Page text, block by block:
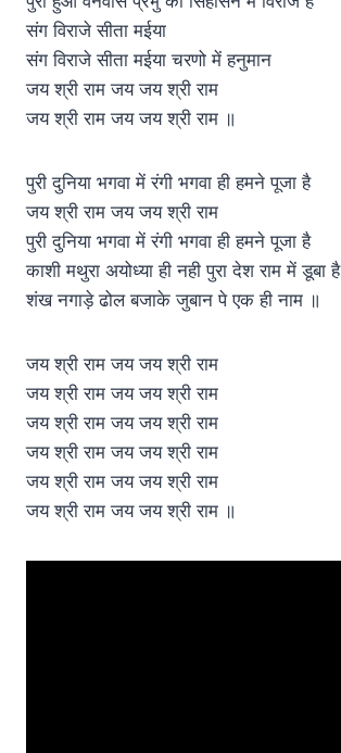
संग विराजे सीता मईया
संग विराजे सीता मईया चरणो में हनुमान
जय श्री राम जय जय श्री राम
जय श्री राम जय जय श्री राम ॥
पुरी दुनिया भगवा में रंगी भगवा ही हमने पूजा है
जय श्री राम जय जय श्री राम
पुरी दुनिया भगवा में रंगी भगवा ही हमने पूजा है
काशी मथुरा अयोध्या ही नही पुरा देश राम में डूबा है
शंख नगाड़े ढोल बजाके जुबान पे एक ही नाम ॥
जय श्री राम जय जय श्री राम
जय श्री राम जय जय श्री राम
जय श्री राम जय जय श्री राम
जय श्री राम जय जय श्री राम
जय श्री राम जय जय श्री राम
जय श्री राम जय जय श्री राम ॥